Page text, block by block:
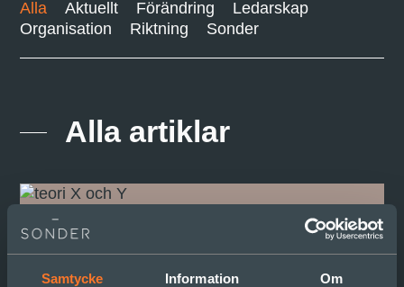
Samtycke Information Om
Alla Aktuellt Förändring
Ledarskap
Organisation
Riktning Sonder
Alla artiklar